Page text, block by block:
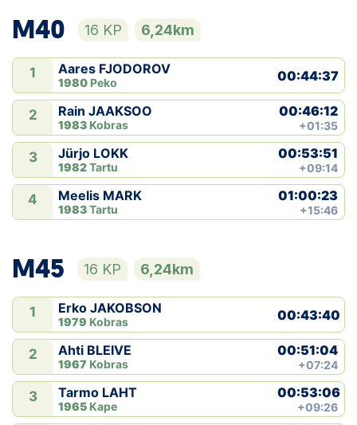
M40 16 KP 6,24km
1 Aares FJODOROV
1980 Peko 00:44:37
2 Rain JAAKSOO
1983 Kobras
00:46:12
+01:35
3 Jürjo LOKK
1982Tartu
00:53:51
+09:14
4 Meelis MARK
1983Tartu
01:00:23
+15:46
M45 16 KP 6,24km
1 Erko JAKOBSON
1979 Kobras 00:43:40
2 Ahti BLEIVE
1967 Kobras
00:51:04
+07:24
3 Tarmo LAHT
1965 Kape
00:53:06
+09:26